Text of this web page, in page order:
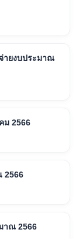
ายงบประมาณ
ม 2566
2566
าณ 2566